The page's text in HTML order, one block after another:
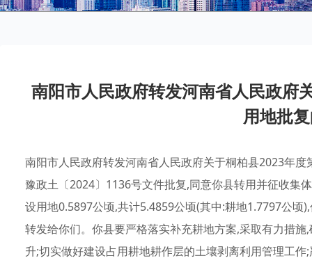
南阳市人民政府转发河南省人民政府
用地批
南阳市人民政府转发河南省人民政府关于桐柏县2023年
豫政土〔2024〕1136号文件批复,同意你县转用并征收集
设用地0.5897公顷,共计5.4859公顷(其中:耕地1.7797公
转发给你们。你县要严格落实补充耕地方案,采取有力措
升;切实做好建设占用耕地耕作层的土壤剥离利用管理工